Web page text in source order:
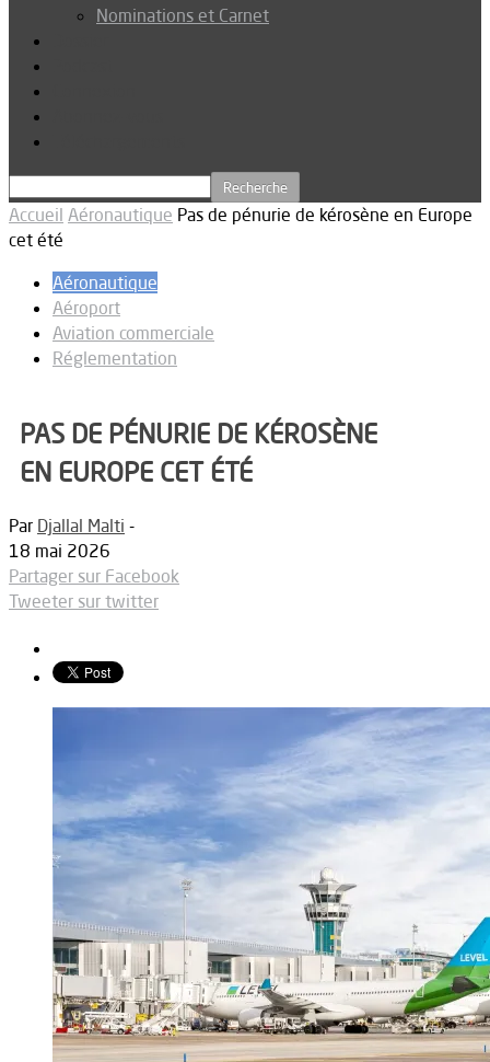
Nominations et Carnet
Accueil Aéronautique Pas de pénurie de kérosène en Europe
cet été
Aéronautique
Aéroport
Aviation commerciale
Réglementation
PAS DE PÉNURIE DE KÉROSÈNE
EN EUROPE CET ÉTÉ
Par Djallal Malti -
18 mai 2026
Partager sur Facebook
Tweeter sur twitter